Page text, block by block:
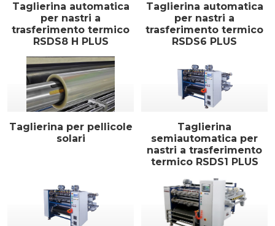
Taglierina automatica
per nastri a
trasferimento termico
RSDS8 H PLUS
Taglierina automatica
per nastri a
trasferimento termico
RSDS6 PLUS
Taglierina per pellicole
solari
Taglierina
semiautomatica per
nastri a trasferimento
termico RSDS1 PLUS